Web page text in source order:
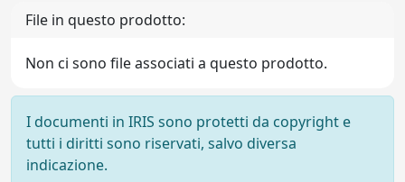
File in questo prodotto:
Non ci sono file associati a questo prodotto.
I documenti in IRIS sono protetti da copyright e
tutti i diritti sono riservati, salvo diversa
indicazione.